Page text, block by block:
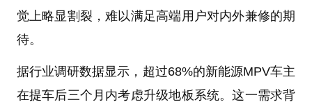
觉上略显割裂，难以满足高端用户对内外兼修的期
待。
据行业调研数据显示，超过68%的新能源MPV车主
在提车后三个月内考虑升级地板系统。这一需求背